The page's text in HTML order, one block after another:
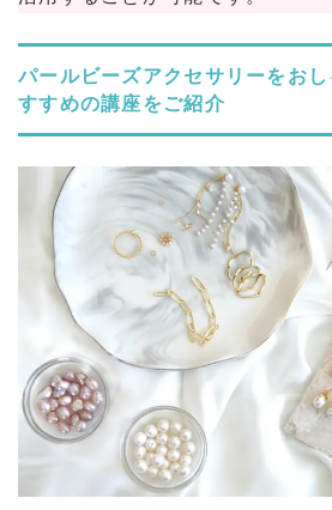
パールビーズアクセサリーをお
すすめの講座をご紹介